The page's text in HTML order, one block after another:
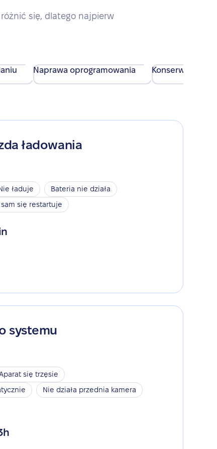
się, dlatego najpierw
Naprawa oprogramowania Konserwacja
ładowania
ładuje
Bateria nie działa
się restartuje
systemu
się trzęsie
Nie działa przednia kamera